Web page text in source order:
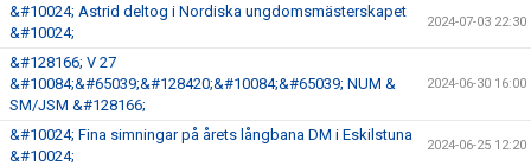
&#10024; Astrid deltog i Nordiska ungdomsmästerskapet
&#10024;
2024-07-03 22:30
&#128166; V 27
&#10084;&#65039;&#128420;&#10084;&#65039; NUM &
SM/JSM &#128166;
2024-06-30 16:00
&#10024; Fina simningar på årets långbana DM i Eskilstuna
&#10024;
2024-06-25 12:20